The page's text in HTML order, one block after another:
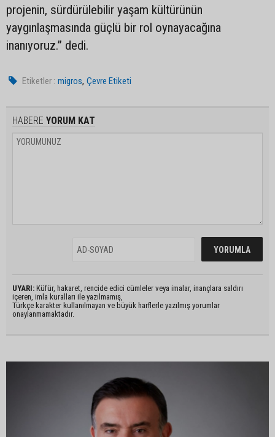
projenin, sürdürülebilir yaşam kültürünün
yaygınlaşmasında güçlü bir rol oynayacağına
inanıyoruz.” dedi.
Etiketler : migros,Çevre Etiketi
HABERE YORUM KAT
UYARI: Küfür, hakaret, rencide edici cümleler veya imalar, inançlara saldırı
içeren, imla kuralları ile yazılmamış,
Türkçe karakter kullanılmayan ve büyük harflerle yazılmış yorumlar
onaylanmamaktadır.